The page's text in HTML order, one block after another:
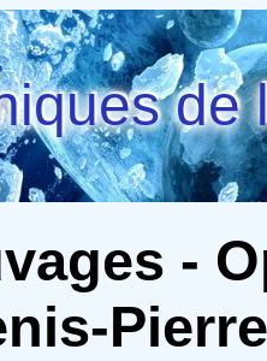
de
-